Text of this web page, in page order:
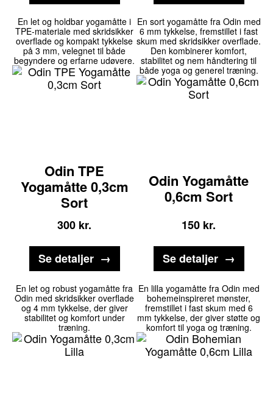
Odin TPE
Yogamåtte 0,3cm
Sort
En let og holdbar yogamåtte i
TPE-materiale med skridsikker
overflade og kompakt tykkelse
på 3 mm, velegnet til både
begyndere og erfarne udøvere.
300 kr.
Se detaljer
Odin Yogamåtte
0,6cm Sort
En sort yogamåtte fra Odin med
6 mm tykkelse, fremstillet i fast
skum med skridsikker overflade.
Den kombinerer komfort,
stabilitet og nem håndtering til
både yoga og generel træning.
150 kr.
Se detaljer
En let og robust yogamåtte fra
Odin med skridsikker overflade
og 4 mm tykkelse, der giver
stabilitet og komfort under
træning.
En lilla yogamåtte fra Odin med
bohemeinspireret mønster,
fremstillet i fast skum med 6
mm tykkelse, der giver støtte og
komfort til yoga og træning.